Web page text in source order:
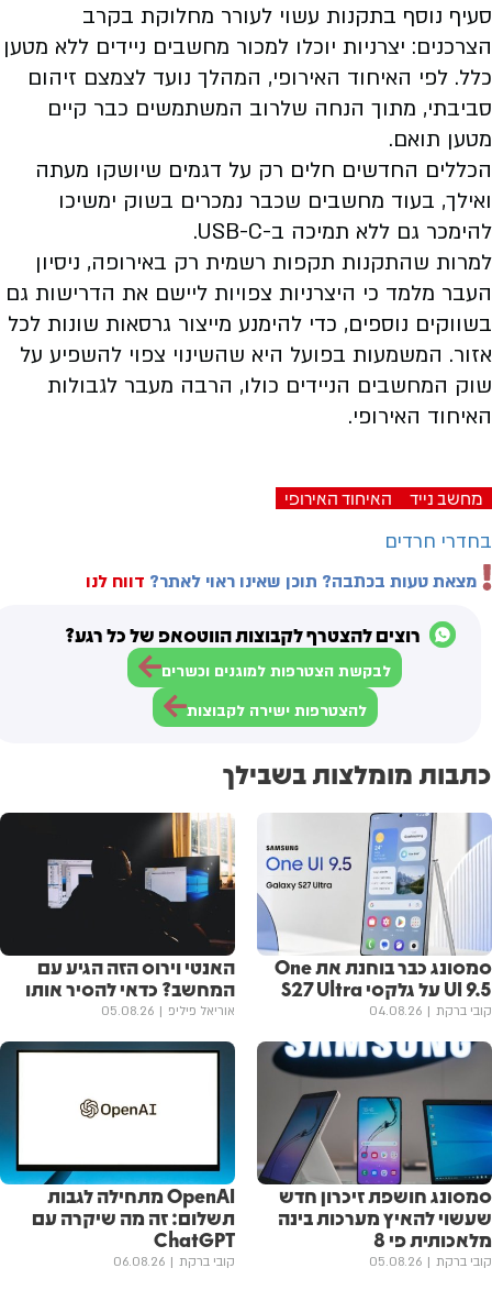
סעיף נוסף בתקנות עשוי לעורר מחלוקת בקרב
הצרכנים: יצרניות יוכלו למכור מחשבים ניידים ללא מטען
כלל. לפי האיחוד האירופי, המהלך נועד לצמצם זיהום
סביבתי, מתוך הנחה שלרוב המשתמשים כבר קיים
מטען תואם.
הכללים החדשים חלים רק על דגמים שיושקו מעתה
ואילך, בעוד מחשבים שכבר נמכרים בשוק ימשיכו
להימכר גם ללא תמיכה ב-USB-C.
למרות שהתקנות תקפות רשמית רק באירופה, ניסיון
העבר מלמד כי היצרניות צפויות ליישם את הדרישות גם
בשווקים נוספים, כדי להימנע מייצור גרסאות שונות לכל
אזור. המשמעות בפועל היא שהשינוי צפוי להשפיע על
שוק המחשבים הניידים כולו, הרבה מעבר לגבולות
האיחוד האירופי.
מחשב נייד האיחוד האירופי
בחדרי חרדים
מצאת טעות בכתבה? תוכן שאינו ראוי לאתר? דווח לנו
רוצים להצטרף לקבוצות הווטסאפ של כל רגע?
לבקשת הצטרפות למוגנים וכשרים
להצטרפות ישירה לקבוצות
כתבות מומלצות בשבילך
סמסונג כבר בוחנת את One
UI 9.5 על גלקסי S27 Ultra
קובי ברקת 04.08.26
האנטי וירוס הזה הגיע עם
המחשב? כדאי להסיר אותו
אוריאל פיליפ 05.08.26
סמסונג חושפת זיכרון חדש
שעשוי להאיץ מערכות בינה
מלאכותית פי 8
קובי ברקת 05.08.26
OpenAI מתחילה לגבות
תשלום: זה מה שיקרה עם
ChatGPT
קובי ברקת 06.08.26